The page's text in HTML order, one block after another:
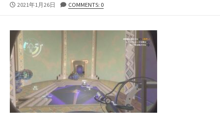
公
2021年1月26日 COMMENTS: 0